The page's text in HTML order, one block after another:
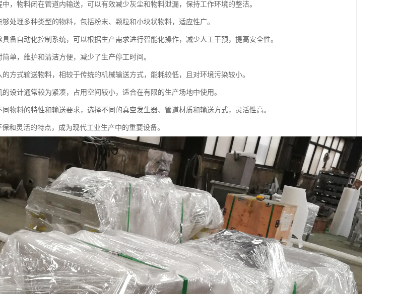
，物料闭在管道内输送，可以有效减少灰尘和物料泄漏，保持工作环境的整洁。
处理多种类型的物料，包括粉末、颗粒和小块状物料，适应性广。
备自动化控制系统，可以根据生产需求进行智能化操作，减少人工干预，提高安全性。
单，维护和清洁方便，减少了生产停工时间。
方式输送物料，相较于传统的机械输送方式，能耗较低，且对环境污染较小。
设计通常较为紧凑，占用空间较小，适合在有限的生产场地中使用。
物料的特性和输送要求，选择不同的真空发生器、管道材质和输送方式，灵活性高。
和灵活的特点，成为现代工业生产中的重要设备。